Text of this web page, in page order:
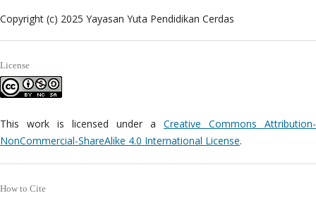
Copyright (c) 2025 Yayasan Yuta Pendidikan Cerdas
License
This work is licensed under aCreative Commons Attribution-
NonCommercial-ShareAlike 4.0 International License.
How to Cite